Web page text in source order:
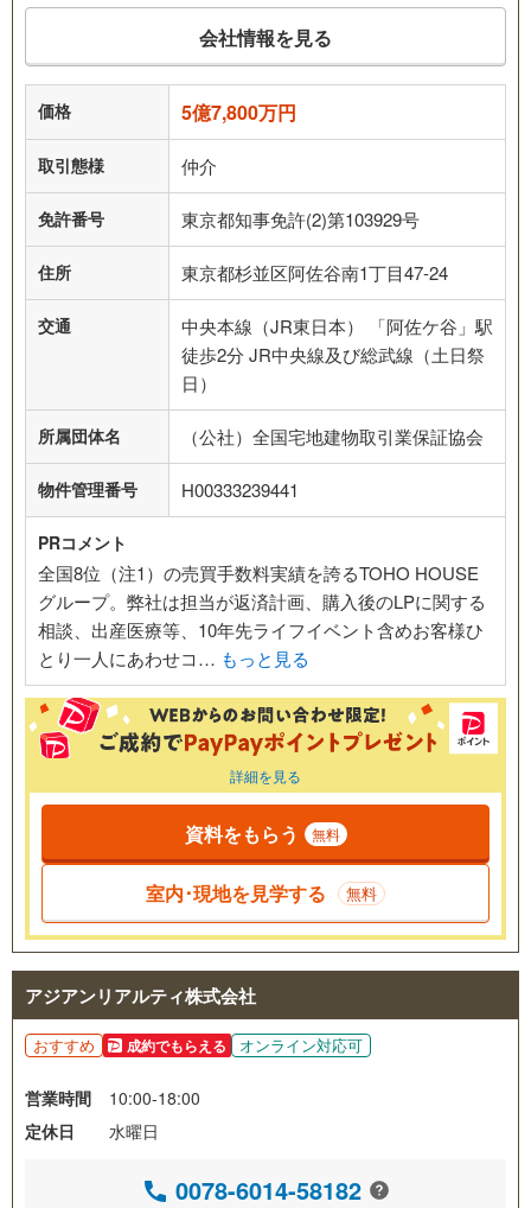
会社情報を見る
価格 5億7,800万円
取引態様 仲介
免許番号 東京都知事免許(2)第103929号
住所 東京都杉並区阿佐谷南1丁目47-24
交通
中央本線（JR東日本） 「阿佐ケ谷」駅
徒歩2分 JR中央線及び総武線（土日祭
日）
所属団体名 （公社）全国宅地建物取引業保証協会
物件管理番号 H00333239441
PRコメント
全国8位（注1）の売買手数料実績を誇るTOHO HOUSE
グループ。弊社は担当が返済計画、購入後のLPに関する
相談、出産医療等、10年先ライフイベント含めお客様ひ
とり一人にあわせコ… もっと見る
詳細を見る
資料をもらう 無料
室内･現地を見学する 無料
アジアンリアルティ株式会社
おすすめ 成約でもらえる オンライン対応可
営業時間
10:00-18:00
定休日
水曜日
0078-6014-58182